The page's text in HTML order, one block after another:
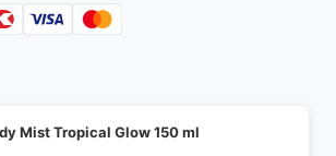
Mist Tropical Glow 150 ml